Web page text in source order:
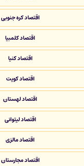
اقتصاد کره جنوبی
اقتصاد کلمبیا
اقتصاد کنیا
اقتصاد کویت
اقتصاد لهستان
اقتصاد لیتوانی
اقتصاد مالزی
اقتصاد مجارستان